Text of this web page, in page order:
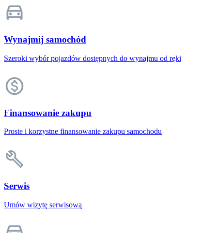
Wynajmij samochód
Szeroki wybór pojazdów dostępnych do wynajmu od ręki
Finansowanie zakupu
Proste i korzystne finansowanie zakupu samochodu
Serwis
Umów wizytę serwisową